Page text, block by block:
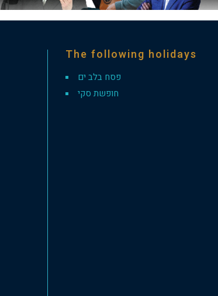
The following holidays
פסח בלב ים
חופשת סקי